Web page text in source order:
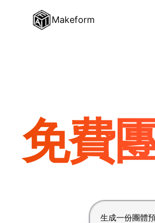
Makeform
免費
按 Enter 提交